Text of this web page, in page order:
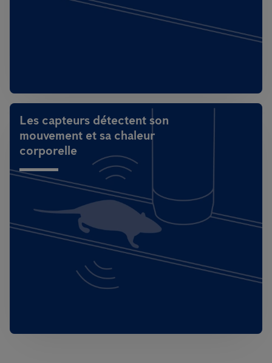
Les capteurs détectent son
mouvement et sa chaleur
corporelle